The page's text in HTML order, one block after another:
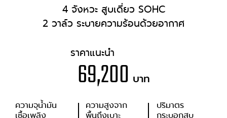
4 จังหวะ สูบเดี่ยว SOHC
2 วาล์ว ระบายความร้อนด้วยอากาศ
ราคาแนะนำ
69,200 บาท
ความจุน้ำมัน
เชื้อเพลิง
ความสูงจาก
พื้นถึงเบาะ
ปริมาตร
กระบอกสูบ